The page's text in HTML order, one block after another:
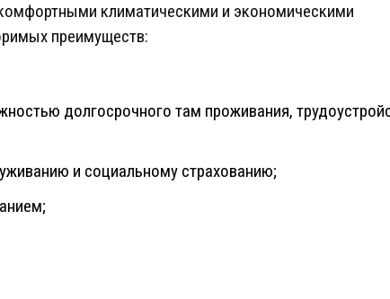
климатическими и экономическими
преимуществ:
долгосрочного там проживания,
и социальному страхованию;